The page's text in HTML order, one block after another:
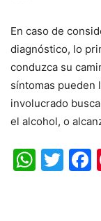
En caso de
diagnóstico, lo
conduzca su
síntomas pueden
involucrado
el alcohol, o